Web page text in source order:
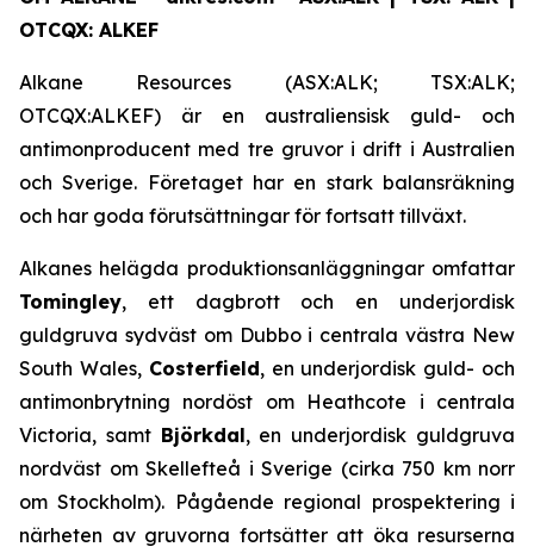
OTCQX: ALKEF
Alkane Resources (ASX:ALK; TSX:ALK;
OTCQX:ALKEF) är en australiensisk guld- och
antimonproducent med tre gruvor i drift i Australien
och Sverige. Företaget har en stark balansräkning
och har goda förutsättningar för fortsatt tillväxt.
Alkanes helägda produktionsanläggningar omfattar
Tomingley, ett dagbrott och en underjordisk
guldgruva sydväst om Dubbo i centrala västra New
South Wales, Costerfield, en underjordisk guld- och
antimonbrytning nordöst om Heathcote i centrala
Victoria, samt Björkdal, en underjordisk guldgruva
nordväst om Skellefteå i Sverige (cirka 750 km norr
om Stockholm). Pågående regional prospektering i
närheten av gruvorna fortsätter att öka resurserna